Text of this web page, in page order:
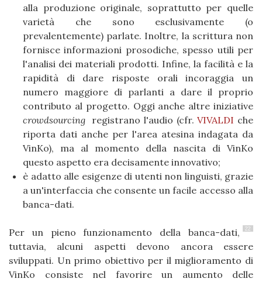
alla produzione originale, soprattutto per quelle
varietà che sono esclusivamente (o
prevalentemente) parlate. Inoltre, la scrittura non
fornisce informazioni prosodiche, spesso utili per
l'analisi dei materiali prodotti. Infine, la facilità e la
rapidità di dare risposte orali incoraggia un
numero maggiore di parlanti a dare il proprio
contributo al progetto. Oggi anche altre iniziative
crowdsourcing registrano l'audio (cfr.VIVALDI che
riporta dati anche per l'area atesina indagata da
VinKo), ma al momento della nascita di VinKo
questo aspetto era decisamente innovativo;
è adatto alle esigenze di utenti non linguisti, grazie
a un'interfaccia che consente un facile accesso alla
banca-dati.
22
Per un pieno funzionamento della banca-dati,
tuttavia, alcuni aspetti devono ancora essere
sviluppati. Un primo obiettivo per il miglioramento di
VinKo consiste nel favorire un aumento delle